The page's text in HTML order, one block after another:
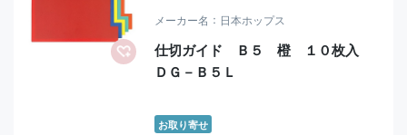
メーカー名 日本ホップス
仕切ガイド Ｂ５ 橙 １０枚入
ＤＧ－Ｂ５Ｌ
お取り寄せ